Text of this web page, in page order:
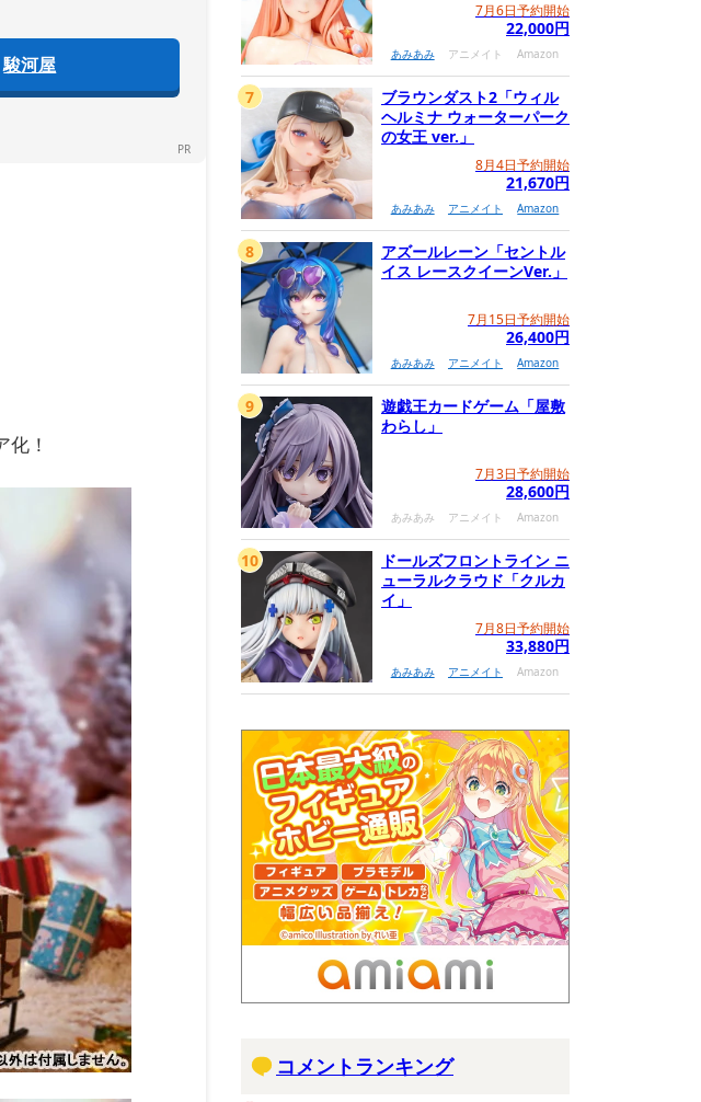
駿河屋
！
7月6日予約開始
22,000円
あみあみ アニメイト Amazon
ブラウンダスト2「ウィル
ヘルミナ ウォーターパーク
の女王 ver.」
8月4日予約開始
21,670円
あみあみ アニメイト Amazon
7
アズールレーン「セントル
イス レースクイーンVer.」
7月15日予約開始
26,400円
あみあみ アニメイト Amazon
8
遊戯王カードゲーム「屋敷
わらし」
7月3日予約開始
28,600円
あみあみ アニメイト Amazon
9
ドールズフロントライン ニ
ューラルクラウド「クルカ
イ」
7月8日予約開始
33,880円
あみあみ アニメイト Amazon
10
コメントランキング